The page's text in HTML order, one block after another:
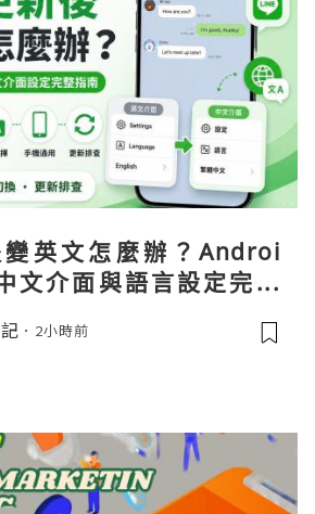
英文怎麼辦？Androi
文介面與語言設定完整
2小時前